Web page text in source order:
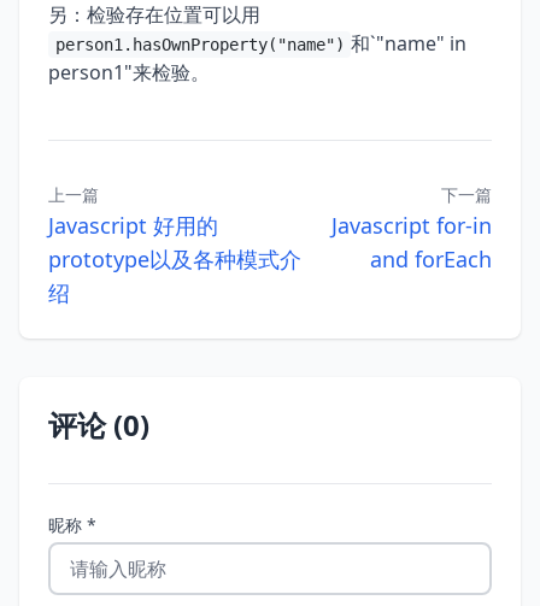
另：检验存在位置可以用
person1.hasOwnProperty("name") 和`"name" in
person1"来检验。
上一篇
Javascript 好用的
prototype以及各种模式介
绍
下一篇
Javascript for-in
and forEach
评论 (0)
昵称 *